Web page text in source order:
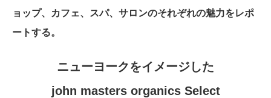
ョップ、カフェ、スパ、サロンのそれぞれの魅力をレポ
ートする。
ニューヨークをイメージした
john masters organics Select